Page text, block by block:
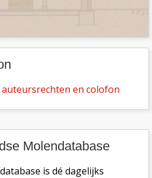
en colofon
Molendatabase
is dé dagelijks